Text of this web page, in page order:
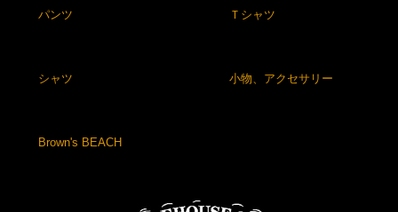
パンツ Ｔシャツ
シャツ 小物、アクセサリー
Brown's BEACH